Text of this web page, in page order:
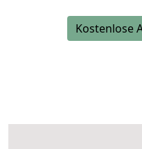
Kostenlose